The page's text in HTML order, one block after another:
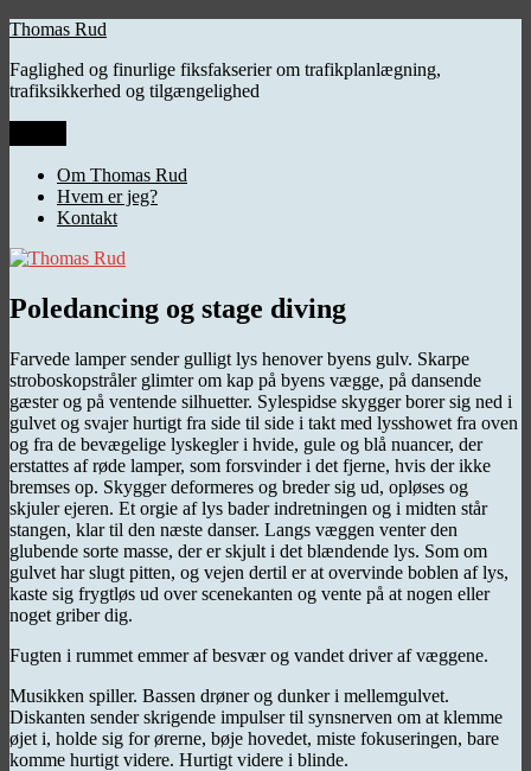
Videre
indhold
Thomas Rud
Faglighed og finurlige fiksfakserier om trafikplanlægning,
trafiksikkerhed og tilgængelighed
Om Thomas Rud
Hvem er jeg?
Kontakt
Poledancing og stage diving
Farvede lamper sender gulligt lys henover byens gulv. Skarpe
stroboskopstråler glimter om kap på byens vægge, på dansende
gæster og på ventende silhuetter. Sylespidse skygger borer sig ned i
gulvet og svajer hurtigt fra side til side i takt med lysshowet fra oven
og fra de bevægelige lyskegler i hvide, gule og blå nuancer, der
erstattes af røde lamper, som forsvinder i det fjerne, hvis der ikke
bremses op. Skygger deformeres og breder sig ud, opløses og
skjuler ejeren. Et orgie af lys bader indretningen og i midten står
stangen, klar til den næste danser. Langs væggen venter den
glubende sorte masse, der er skjult i det blændende lys. Som om
gulvet har slugt pitten, og vejen dertil er at overvinde boblen af lys,
kaste sig frygtløs ud over scenekanten og vente på at nogen eller
noget griber dig.
Fugten i rummet emmer af besvær og vandet driver af væggene.
Musikken spiller. Bassen drøner og dunker i mellemgulvet.
Diskanten sender skrigende impulser til synsnerven om at klemme
øjet i, holde sig for ørerne, bøje hovedet, miste fokuseringen, bare
komme hurtigt videre. Hurtigt videre i blinde.